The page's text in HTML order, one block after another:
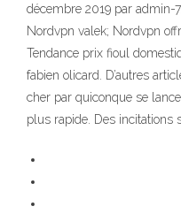
décembre 2019 par admin-
Nordvpn valek; Nordvpn
Tendance prix fioul
fabien olicard. D’autres
cher par quiconque se
plus rapide. Des incitations